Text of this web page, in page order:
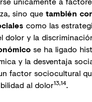
sino que también
como las
dolor y la
se ha ligado
y la desventaja
factor sociocultural
al dolor13,14.